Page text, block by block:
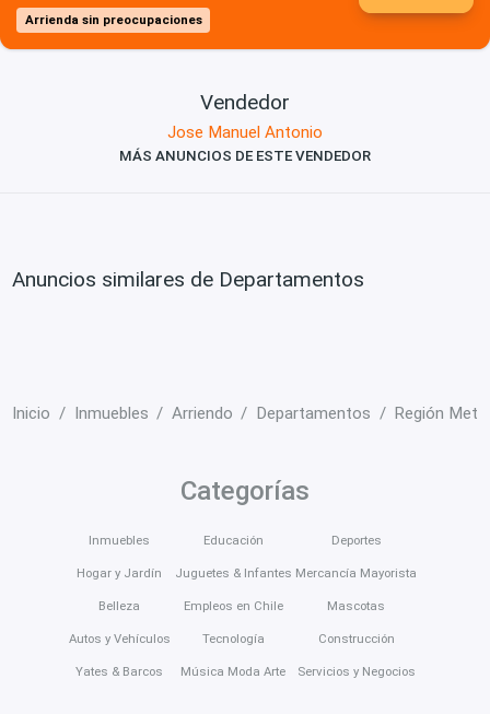
Arrienda sin preocupaciones
Vendedor
Jose Manuel Antonio
MÁS ANUNCIOS DE ESTE VENDEDOR
Anuncios similares de Departamentos
Inicio Inmuebles Arriendo Departamentos Región
Categorías
Inmuebles
Hogar y Jardín
Belleza
Autos y Vehículos
Yates & Barcos
Educación
Juguetes & Infantes
Empleos en Chile
Tecnología
Música Moda Arte
Deportes
Mercancía Mayorista
Mascotas
Construcción
Servicios y Negocios